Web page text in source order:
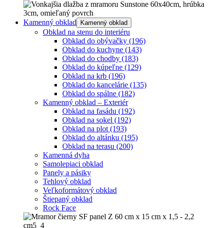
Kamenný obklad Kamenný obklad
Obklad na stenu do interiéru
Obklad do obývačky (196)
Obklad do kuchyne (143)
Obklad do chodby (183)
Obklad do kúpeľne (129)
Obklad na krb (196)
Obklad do kancelárie (135)
Obklad do spálne (182)
Kamenný obklad – Exteriér
Obklad na fasádu (192)
Obklad na sokel (192)
Obklad na plot (193)
Obklad do altánku (195)
Obklad na terasu (200)
Kamenná dyha
Samolepiaci obklad
Panely a pásiky
Tehlový obklad
Veľkoformátový obklad
Štiepaný obklad
Rock Face